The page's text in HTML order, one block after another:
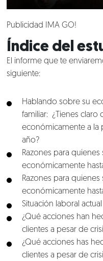
Publicidad IMA GO!
Índice del
El informe que te
siguiente:
Hablando sobre su
familiar: ¿Tienes claro
económicamente a la
año?
Razones para
económicamente
Razones para
económicamente
Situación laboral actual
¿Qué acciones han
clientes a pesar de
¿Qué acciones has
clientes a pesar de